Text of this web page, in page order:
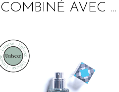
COMBINÉ AVEC ...